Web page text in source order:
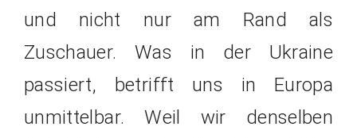
und nicht nur am Rand als
Zuschauer. Was in der Ukraine
passiert, betrifft uns in Europa
unmittelbar. Weil wir denselben